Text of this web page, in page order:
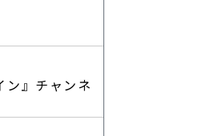
ン』チャンネ